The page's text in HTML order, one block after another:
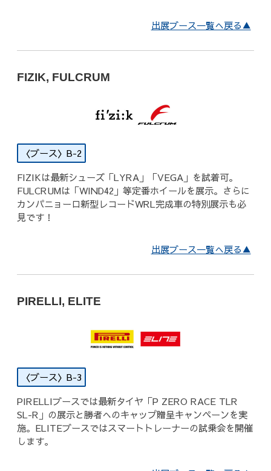
出展ブース一覧へ戻る▲
FIZIK, FULCRUM
B-2
FIZIKは最新シューズ「LYRA」「VEGA」を試着可。
FULCRUMは「WIND42」等定番ホイールを展示。さらに
カンパニョーロ新型レコードWRL完成車の特別展示も必
見です！
出展ブース一覧へ戻る▲
PIRELLI, ELITE
B-3
PIRELLIブースでは最新タイヤ「P ZERO RACE TLR
SL-R」の展示と勝者へのキャップ贈呈キャンペーンを実
施。ELITEブースではスマートトレーナーの試乗会を開催
します。